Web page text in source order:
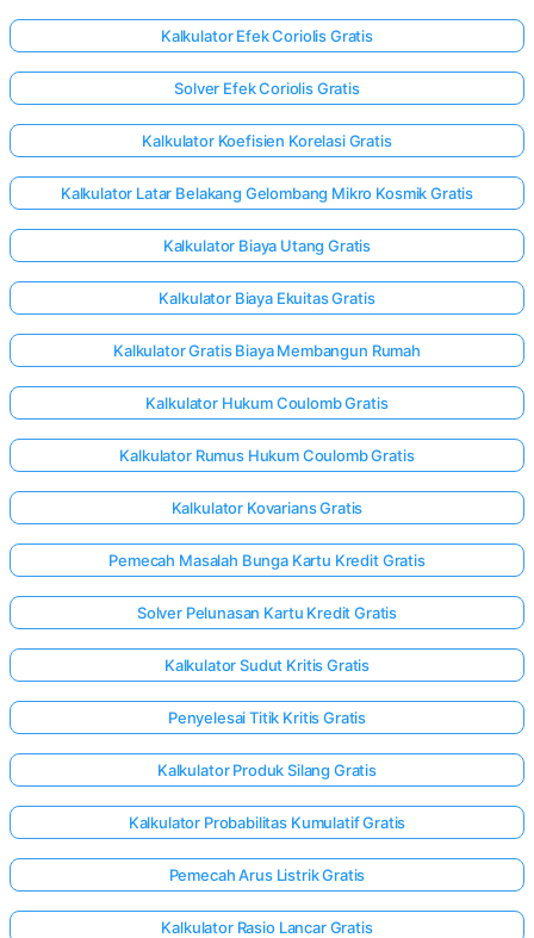
Kalkulator Efek Coriolis Gratis
Solver Efek Coriolis Gratis
Kalkulator Koefisien Korelasi Gratis
Kalkulator Latar Belakang Gelombang Mikro Kosmik Gratis
Kalkulator Biaya Utang Gratis
Kalkulator Biaya Ekuitas Gratis
Kalkulator Gratis Biaya Membangun Rumah
Kalkulator Hukum Coulomb Gratis
Kalkulator Rumus Hukum Coulomb Gratis
Kalkulator Kovarians Gratis
Pemecah Masalah Bunga Kartu Kredit Gratis
Solver Pelunasan Kartu Kredit Gratis
Kalkulator Sudut Kritis Gratis
Penyelesai Titik Kritis Gratis
Kalkulator Produk Silang Gratis
Kalkulator Probabilitas Kumulatif Gratis
Pemecah Arus Listrik Gratis
Kalkulator Rasio Lancar Gratis